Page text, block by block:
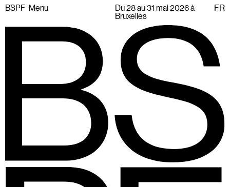
BSPF Menu Du 28 au 31 mai 2026 à
Bruxelles
FR